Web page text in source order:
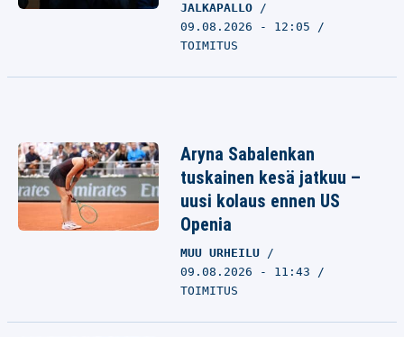
JALKAPALLO
09.08.2026 - 12:05
TOIMITUS
Aryna Sabalenkan
tuskainen kesä jatkuu –
uusi kolaus ennen US
Openia
MUU URHEILU
09.08.2026 - 11:43
TOIMITUS